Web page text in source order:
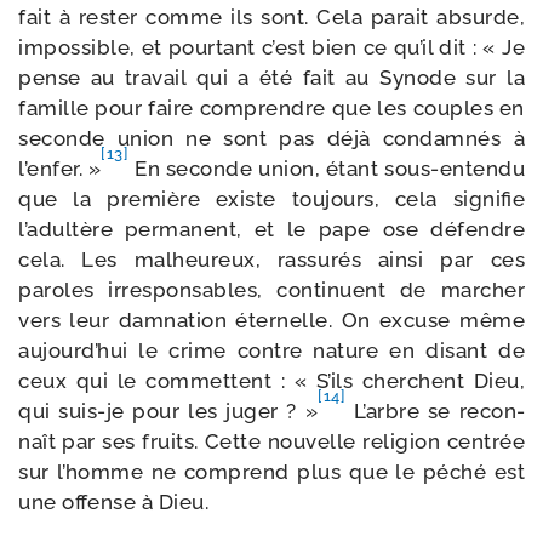
fait à res­ter comme ils sont. Cela parait absurde,
impos­sible, et pour­tant c’est bien ce qu’il dit : « Je
pense au tra­vail qui a été fait au Synode sur la
famille pour faire com­prendre que les couples en
seconde union ne sont pas déjà condam­nés à
l’enfer. »
[13]
En seconde union, étant sous-​entendu
que la pre­mière existe tou­jours, cela signi­fie
l’adultère per­ma­nent, et le pape ose défendre
cela. Les mal­heu­reux, ras­su­rés ain­si par ces
paroles irres­pon­sables, conti­nuent de mar­cher
vers leur dam­na­tion éter­nelle. On excuse même
aujourd’hui le crime contre nature en disant de
ceux qui le com­mettent : « S’ils cherchent Dieu,
qui suis-​je pour les juger ? »
[14]
L’arbre se recon­
naît par ses fruits. Cette nou­velle reli­gion cen­trée
sur l’homme ne com­prend plus que le péché est
une offense à Dieu.